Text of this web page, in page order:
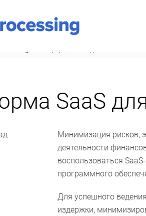
SaaS
Минимизация рисков,
деятельности
воспользоваться
программного
Для успешного
издержки,